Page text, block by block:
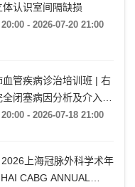
认识室间隔缺损
- 2026-07-20 21:00
血管疾病诊治培训班 | 右
闭塞病因分析及介入开
- 2026-07-18 21:00
上海冠脉外科学术年
CABG ANNUAL